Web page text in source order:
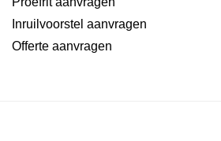
Inruilvoorstel aanvragen
Offerte aanvragen